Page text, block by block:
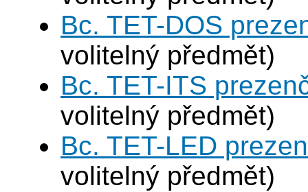
Bc. TET-DOS
volitelný předmět)
Bc. TET-ITS
volitelný předmět)
Bc. TET-LED
volitelný předmět)